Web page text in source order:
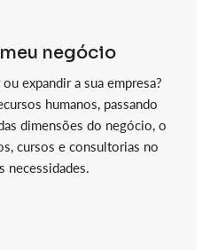
negócio
expandir a sua empresa?
humanos, passando
dimensões do negócio, o
cursos e consultorias no
necessidades.